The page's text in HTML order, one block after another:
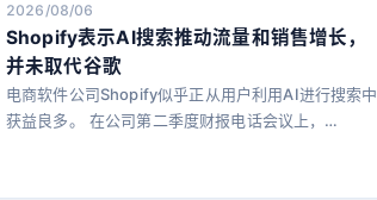
2026/08/06
Shopify表示AI搜索推动流量和销售增长，
并未取代谷歌
电商软件公司Shopify似乎正从用户利用AI进行搜索中
获益良多。 在公司第二季度财报电话会议上，